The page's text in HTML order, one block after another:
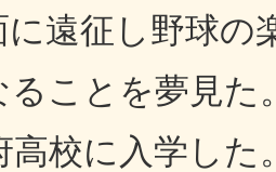
に遠征し野球
ることを夢見
高校に入学し